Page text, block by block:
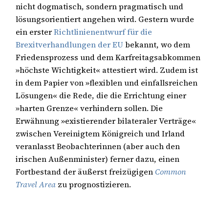
nicht dogmatisch, sondern pragmatisch und
lösungsorientiert angehen wird. Gestern wurde
ein ersterRichtlinienentwurf für die
Brexitverhandlungen derEUbekannt, wo dem
Friedensprozess und dem Karfreitagsabkommen
»höchste Wichtigkeit« attestiert wird. Zudem ist
in dem Papier von »flexiblen und einfallsreichen
Lösungen« die Rede, die die Errichtung einer
»harten Grenze« verhindern sollen. Die
Erwähnung »existierender bilateraler Verträge«
zwischen Vereinigtem Königreich und Irland
veranlasst Beobachterinnen (aber auch den
irischen Außenminister) ferner dazu, einen
Fortbestand der äußerst freizügigenCommon
Travel Area zu prognostizieren.